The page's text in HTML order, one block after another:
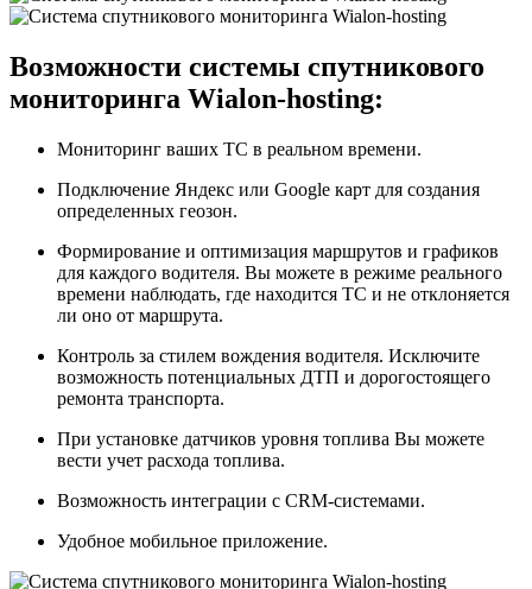
Возможности системы спутникового
мониторинга Wialon-hosting:
Мониторинг ваших ТС в реальном времени.
Подключение Яндекс или Google карт для создания
определенных геозон.
Формирование и оптимизация маршрутов и графиков
для каждого водителя. Вы можете в режиме реального
времени наблюдать, где находится ТС и не отклоняется
ли оно от маршрута.
Контроль за стилем вождения водителя. Исключите
возможность потенциальных ДТП и дорогостоящего
ремонта транспорта.
При установке датчиков уровня топлива Вы можете
вести учет расхода топлива.
Возможность интеграции с CRM-системами.
Удобное мобильное приложение.